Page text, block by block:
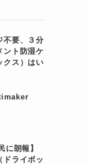
不要、３分
ント防湿ケ
クス）はい
に朗報】
ドライボッ